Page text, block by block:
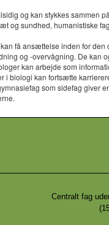
og kan stykkes sammen
og sundhed, humanistiske
få ansættelse inden for
og -overvågning. De kan
kan arbejde som
i biologi kan fortsætte
som sidefag giver
Centralt fag
(